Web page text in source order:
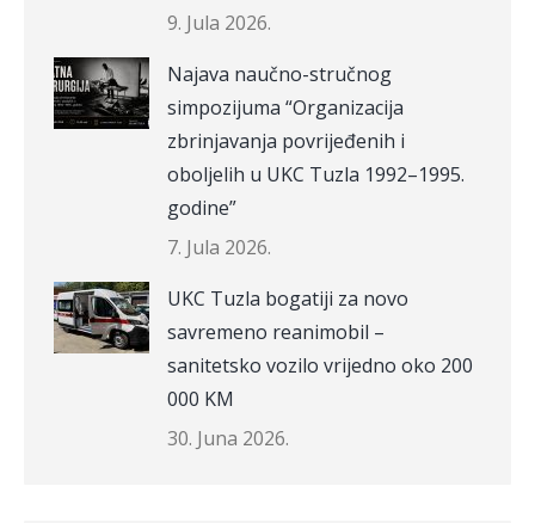
9. Jula 2026.
Najava naučno-stručnog
simpozijuma “Organizacija
zbrinjavanja povrijeđenih i
oboljelih u UKC Tuzla 1992–1995.
godine”
7. Jula 2026.
UKC Tuzla bogatiji za novo
savremeno reanimobil –
sanitetsko vozilo vrijedno oko 200
000 KM
30. Juna 2026.